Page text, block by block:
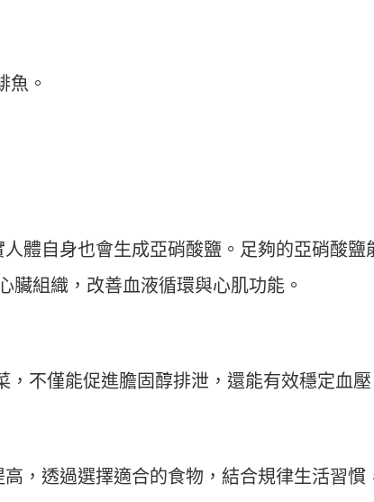
魚。
體自身也會生成亞硝酸鹽。足夠的亞硝酸鹽
臟組織，改善血液循環與心肌功能。
，不僅能促進膽固醇排泄，還能有效穩定血
，透過選擇適合的食物，結合規律生活習慣